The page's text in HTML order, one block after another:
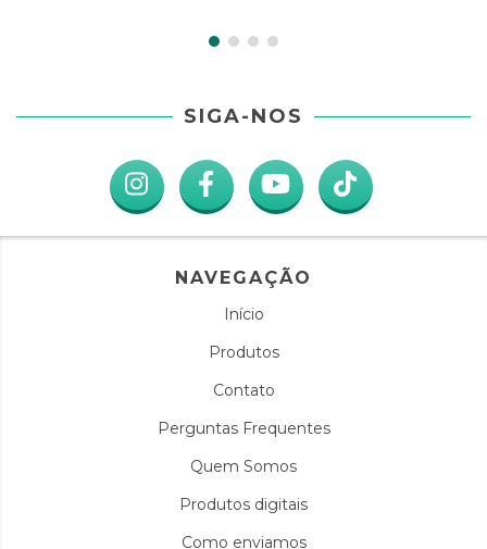
SIGA-NOS
NAVEGAÇÃO
Início
Produtos
Contato
Perguntas Frequentes
Quem Somos
Produtos digitais
Como enviamos